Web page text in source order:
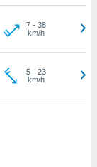
7- 38
km/h
5- 23
km/h